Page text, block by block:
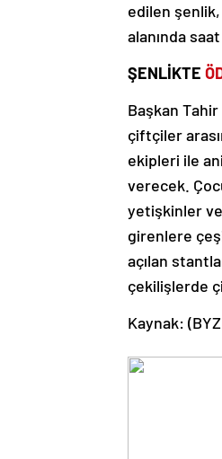
edilen şenlik,
alanında
ŞENLİKTE
Başkan Tahir
çiftçiler
ekipleri ile
verecek.
yetişkinler ve
girenlere
açılan
çekilişlerde
Kaynak: